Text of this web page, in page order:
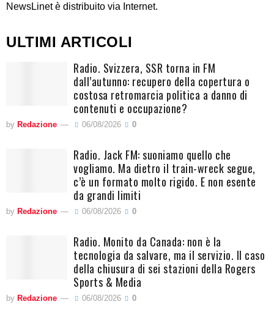
NewsLinet è distribuito via Internet.
ULTIMI ARTICOLI
Radio. Svizzera, SSR torna in FM
dall’autunno: recupero della copertura o
costosa retromarcia politica a danno di
contenuti e occupazione?
by Redazione 06/08/2026 0
Radio. Jack FM: suoniamo quello che
vogliamo. Ma dietro il train-wreck segue,
c’è un formato molto rigido. E non esente
da grandi limiti
by Redazione 06/08/2026 0
Radio. Monito da Canada: non è la
tecnologia da salvare, ma il servizio. Il caso
della chiusura di sei stazioni della Rogers
Sports & Media
by Redazione 06/08/2026 0